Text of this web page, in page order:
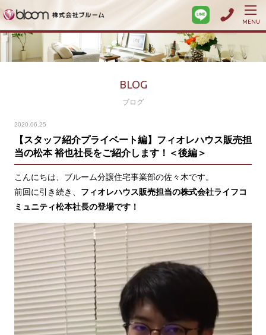
MENU
BLOG
ブログ
2020.06.25
【スタッフ紹介プライベート編】フィオレハウス販売担
当の松本 裕也社長をご紹介します！＜後編＞
こんにちは、ブルーム分譲住宅事業部の佐々木です。
前回に引き続き、 フィオレハウス販売担当の株式会社ライフコ
ミュニティ松本社長の登場です！